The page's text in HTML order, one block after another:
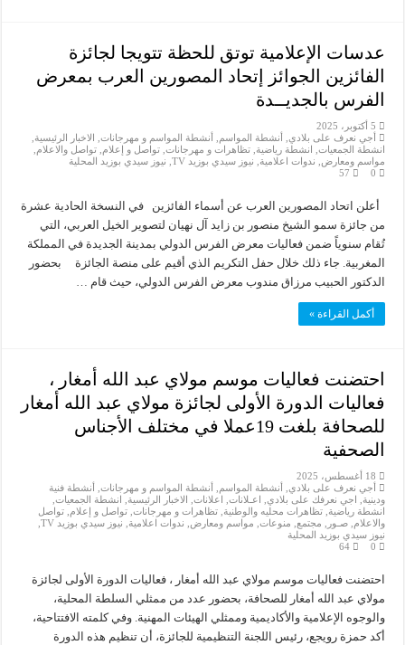
عدسات الإعلامية توتق للحظة تتويجا لجائزة
الفائزين الجوائز إتحاد المصورين العرب بمعرض
الفرس بالجديــدة
5 أكتوبر، 2025
أجي نعرف على بلادي
أنشطة المواسم أنشطة المواسم و مهرجانات, الاخبار الرئيسية
انشطة الجمعيات, انشطة رياضية تظاهرات و مهرجانات, تواصل و إعلام تواصل والاعلام
مواسم ومعارض
ندوات اعلامية نيوز سيدي بوزيد TV , نيوز سيدي بوزيد المحلية
0
57
‎أعلن اتحاد المصورين العرب عن أسماء الفائزين ‎في النسخة الحادية عشرة
من جائزة سمو الشيخ منصور بن زايد آل نهيان لتصوير الخيل العربي، التي
تُقام سنوياً ضمن فعاليات معرض الفرس الدولي بمدينة الجديدة في المملكة
المغربية. ‎جاء ذلك خلال حفل التكريم الذي أقيم على منصة الجائزة بحضور
الدكتور الحبيب مرزاق مندوب معرض الفرس الدولي، حيث قام …
أكمل القراءة »
احتضنت فعاليات موسم مولاي عبد الله أمغار ،
فعاليات الدورة الأولى لجائزة مولاي عبد الله أمغار
للصحافة بلغت 19عملا في مختلف الأجناس
الصحفية
18 أغسطس، 2025
أجي نعرف على بلادي
أنشطة المواسم أنشطة المواسم و مهرجانات,
أنشطة فنية
ودينية
اجي نعرفك على بلادي اعـلانات, اعلانات, الاخبار الرئيسية انشطة الجمعيات,
انشطة رياضية تظاهرات محليه والوطنية تظاهرات و مهرجانات, تواصل و إعلام تواصل
والاعلام صـور مجتمع منوعات, مواسم ومعارض ندوات اعلامية نيوز سيدي بوزيد TV
,
نيوز سيدي بوزيد المحلية
0
64
احتضنت فعاليات موسم مولاي عبد الله أمغار ، فعاليات الدورة الأولى لجائزة
مولاي عبد الله أمغار للصحافة، بحضور عدد من ممثلي السلطة المحلية،
والوجوه الإعلامية والأكاديمية وممثلي الهيئات المهنية. وفي كلمته الافتتاحية،
أكد حمزة رويجع، رئيس اللجنة التنظيمية للجائزة، أن تنظيم هذه الدورة